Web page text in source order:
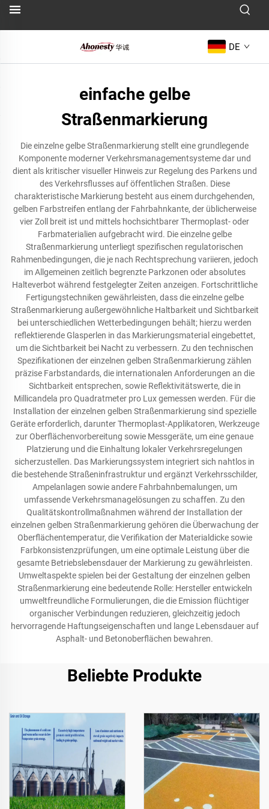
DE
einfache gelbe
Straßenmarkierung
Die einzelne gelbe Straßenmarkierung stellt eine grundlegende
Komponente moderner Verkehrsmanagementsysteme dar und
dient als kritischer visueller Hinweis zur Regelung des Parkens und
des Verkehrsflusses auf öffentlichen Straßen. Diese
charakteristische Markierung besteht aus einem durchgehenden,
gelben Farbstreifen entlang der Fahrbahnkante, der üblicherweise
vier Zoll breit ist und mittels hochsichtbarer Thermoplast- oder
Farbmaterialien aufgebracht wird. Die einzelne gelbe
Straßenmarkierung unterliegt spezifischen regulatorischen
Rahmenbedingungen, die je nach Rechtsprechung variieren, jedoch
im Allgemeinen zeitlich begrenzte Parkzonen oder absolutes
Halteverbot während festgelegter Zeiten anzeigen. Fortschrittliche
Fertigungstechniken gewährleisten, dass die einzelne gelbe
Straßenmarkierung außergewöhnliche Haltbarkeit und Sichtbarkeit
bei unterschiedlichen Wetterbedingungen behält; hierzu werden
reflektierende Glasperlen in das Markierungsmaterial eingebettet,
um die Sichtbarkeit bei Nacht zu verbessern. Zu den technischen
Spezifikationen der einzelnen gelben Straßenmarkierung zählen
präzise Farbstandards, die internationalen Anforderungen an die
Sichtbarkeit entsprechen, sowie Reflektivitätswerte, die in
Millicandela pro Quadratmeter pro Lux gemessen werden. Für die
Installation der einzelnen gelben Straßenmarkierung sind spezielle
Geräte erforderlich, darunter Thermoplast-Applikatoren, Werkzeuge
zur Oberflächenvorbereitung sowie Messgeräte, um eine genaue
Platzierung und die Einhaltung lokaler Verkehrsregelungen
sicherzustellen. Das Markierungssystem integriert sich nahtlos in
die bestehende Straßeninfrastruktur und ergänzt Verkehrsschilder,
Ampelanlagen sowie andere Fahrbahnbemalungen, um
umfassende Verkehrsmanagelösungen zu schaffen. Zu den
Qualitätskontrollmaßnahmen während der Installation der
einzelnen gelben Straßenmarkierung gehören die Überwachung der
Oberflächentemperatur, die Verifikation der Materialdicke sowie
Farbkonsistenzprüfungen, um eine optimale Leistung über die
gesamte Betriebslebensdauer der Markierung zu gewährleisten.
Umweltaspekte spielen bei der Gestaltung der einzelnen gelben
Straßenmarkierung eine bedeutende Rolle: Hersteller entwickeln
umweltfreundliche Formulierungen, die die Emission flüchtiger
organischer Verbindungen reduzieren, gleichzeitig jedoch
hervorragende Haftungseigenschaften und lange Lebensdauer auf
Asphalt- und Betonoberflächen bewahren.
Beliebte Produkte